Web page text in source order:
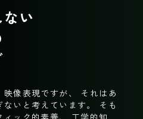
い
像表現ですが、
それはあ
いと考えています。
そも
ック的素養、
工学的知